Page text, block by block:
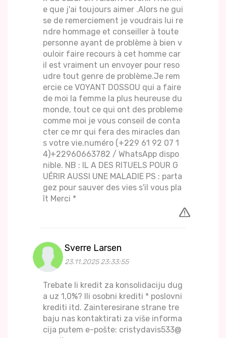
e que j'ai toujours aimer .Alors ne gui
se de remerciement je voudrais lui re
ndre hommage et conseiller à toute
personne ayant de problème à bien v
ouloir faire recours à cet homme car
il est vraiment un envoyer pour reso
udre tout genre de problème.Je rem
ercie ce VOYANT DOSSOU qui a faire
de moi la femme la plus heureuse du
monde, tout ce qui ont des probleme
comme moi je vous conseil de conta
cter ce mr qui fera des miracles dan
s votre vie.numéro (+229 61 92 07 1
4)+22960663782 / WhatsApp dispo
nible. NB : IL A DES RITUELS POUR G
UÉRIR AUSSI UNE MALADIE PS : parta
gez pour sauver des vies s'il vous pla
ît Merci *
Sverre Larsen
23.11.2025 23:33:55
Trebate li kredit za konsolidaciju dug
a uz 1,0%? Ili osobni krediti * poslovni
krediti itd. Zainteresirane strane tre
baju nas kontaktirati za više informa
cija putem e-pošte: cristydavis533@